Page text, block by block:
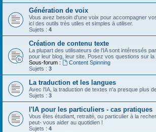
Génération de voix
Vous avez besoin d'une voix pour accompagner
ici des outils très utiles et simples à utiliser.
Sujets : 4
Création de contenu texte
La plupart des utilisateurs de l'IA sont intéressés
pour leur blog, leur site. Posez vos questions sur la
Sous-forum :
Content Spinning
Sujets : 3
La traduction et les langues
Avec l'IA, la traduction de textes n'a presque plus
Sujets : 3
l'IA pour les particuliers - cas pratiques
Vous êtes étudiant, retraité, ou particulier à la
peut- vous aider au quotidien !
Sujets : 4